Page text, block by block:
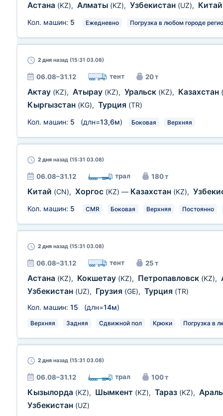
Астана (KZ), Алматы (KZ), Узбекистан (UZ),
Кол. машин: 5 Ежедневно Погрузка в любом городе
2 дня назад (15:31 03.08)
06.08–31.12 тент 20 т
Актау (KZ), Атырау (KZ), Уральск (KZ), Казахстан
Кыргызстан (KG), Турция (TR)
Кол. машин: 5 (длн=13,6м) Боковая Верхняя
2 дня назад (15:31 03.08)
06.08–31.12 трал 180 т
Китай (CN), Хоргос (KZ) — Казахстан (KZ),
Кол. машин: 5 CMR Боковая Верхняя Постоянно
2 дня назад (15:31 03.08)
06.08–31.12 тент 25 т
Астана (KZ), Кокшетау (KZ), Петропавловск (KZ),
Узбекистан (UZ), Грузия (GE), Турция (TR)
Кол. машин: 15 (длн=14м)
Верхняя Задняя Сдвижной пол Крюки Погрузка в
2 дня назад (15:31 03.08)
06.08–31.12 трал 100 т
Кызылорда (KZ), Шымкент (KZ), Тараз (KZ),
Узбекистан (UZ)